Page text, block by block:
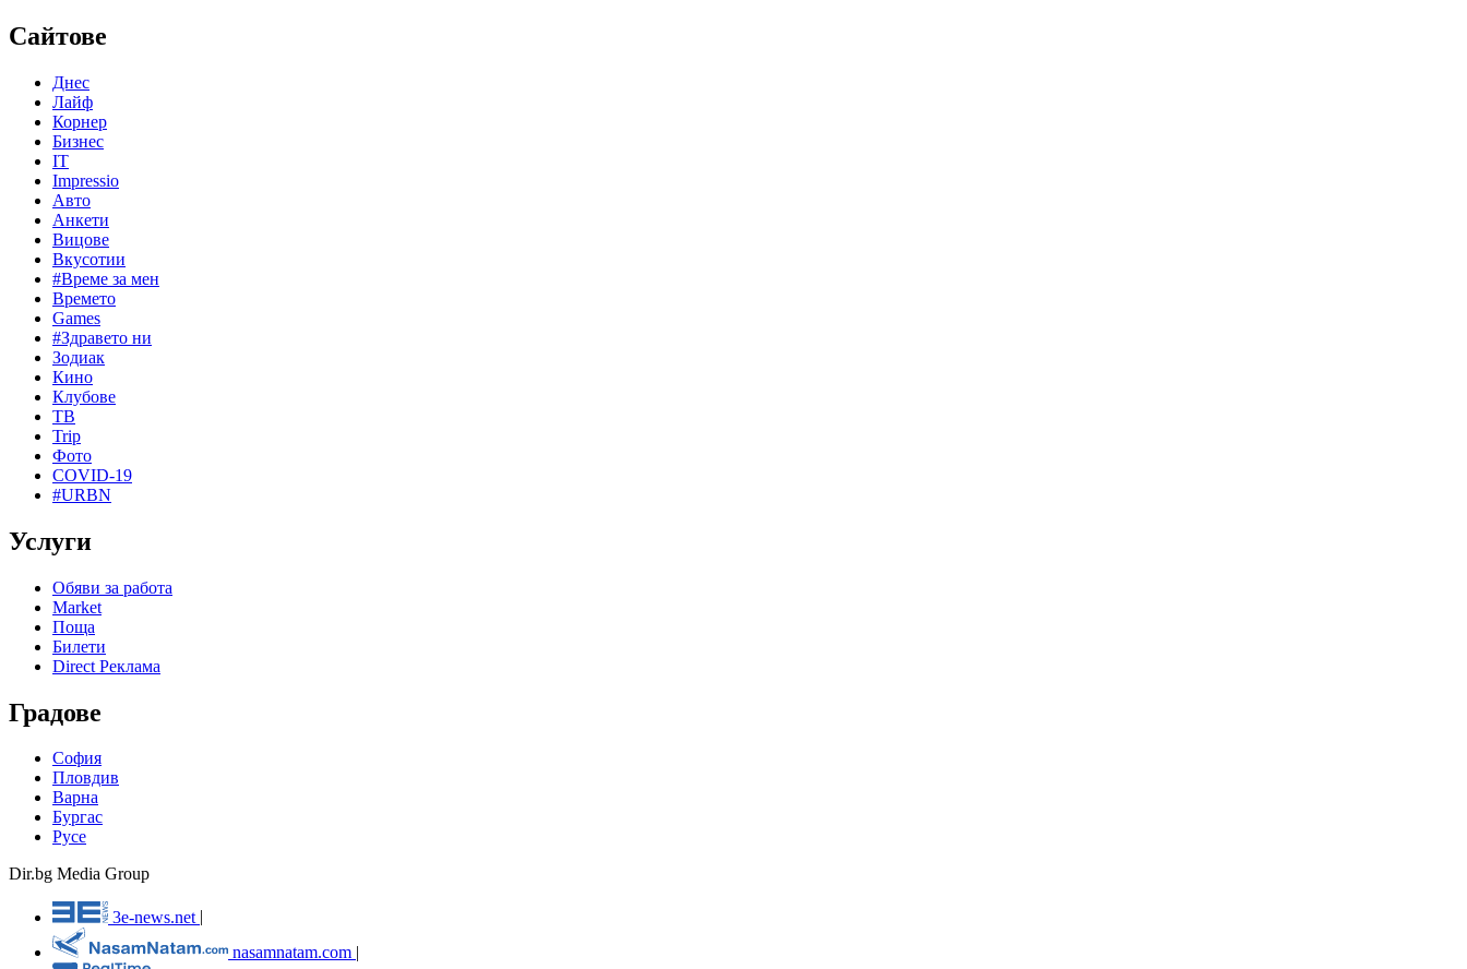
Сайтове
Днес
Лайф
Корнер
Бизнес
IT
Impressio
Авто
Анкети
Вицове
Вкусотии
#Време за мен
Времето
Games
#Здравето ни
Зодиак
Кино
Клубове
ТВ
Trip
Фото
COVID-19
#URBN
Услуги
Обяви за работа
Market
Поща
Билети
Direct Реклама
Градове
София
Пловдив
Варна
Бургас
Русе
Dir.bg Media Group
3e-news.net
nasamnatam.com |